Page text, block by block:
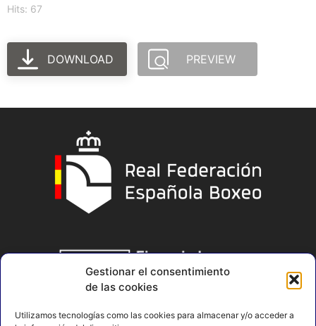
Gestionar el consentimiento
de las cookies
Utilizamos tecnologías como las cookies para almacenar y/o acceder a
Hits: 67
DOWNLOAD PREVIEW